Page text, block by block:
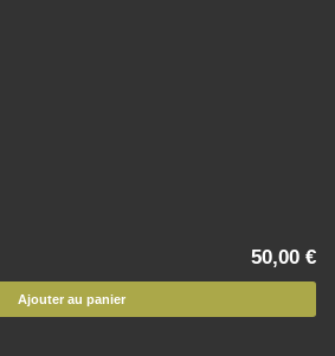
50,00 €
Ajouter au panier